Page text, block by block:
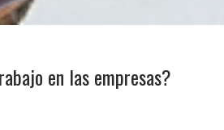
en las empresas?